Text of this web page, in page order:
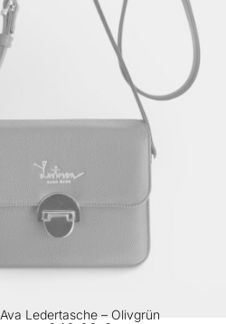
Ava Ledertasche – Olivgrün